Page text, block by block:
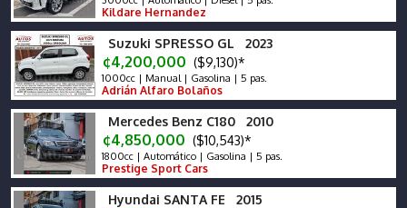
Kildare Hernandez
Suzuki SPRESSO GL 2023
¢4,200,000 ($9,130)*
1000cc | Manual | Gasolina | 5 pas.
Adrián Alfaro Bolaños
Mercedes Benz C180 2010
¢4,850,000 ($10,543)*
1800cc | Automático | Gasolina | 5 pas.
Prestige Sport Cars
Hyundai SANTA FE 2015